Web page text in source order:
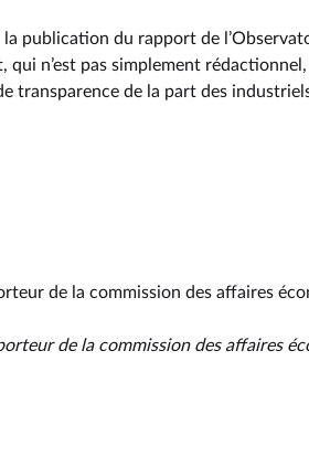
publication du rapport de
qui n’est pas simplement
transparence de la part des
de la commission des affaires
de la commission des affaires